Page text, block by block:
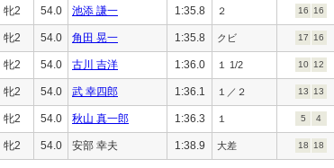
牝2 54.0 池添 謙一 1:35.8 ２ 16 16
牝2 54.0 角田 晃一 1:35.8 クビ 17 16
牝2 54.0 古川 吉洋 1:36.0 １ 1/2 10 12
牝2 54.0 武 幸四郎 1:36.1 １／２ 13 13
牝2 54.0 秋山 真一郎 1:36.3 １ 5 4
牝2 54.0 安部 幸夫 1:38.9 大差 18 18